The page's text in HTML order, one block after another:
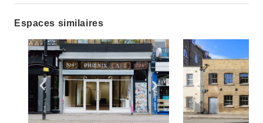
Espaces similaires
Show previous slide Show next slide
Show